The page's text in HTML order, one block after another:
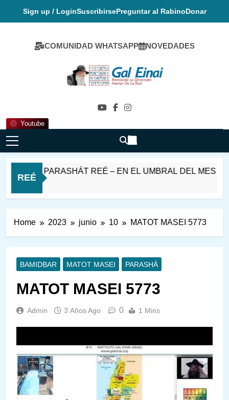
Sign up / LoginSuscribirsePreguntar al RabinoDonar
COMUNIDAD WHATSAPP NOVEDADES
Youtube
Gal Einai En
REÉ
SHABAT PARASHÁT REÉ – EN EL UMBRAL DEL MES DE
Home 2023 junio 10 MATOT MASEI 5773
BAMIDBAR MATOT MASEI PARASHÁ
MATOT MASEI 5773
Admin 3 Años Ago 0 1 Mins